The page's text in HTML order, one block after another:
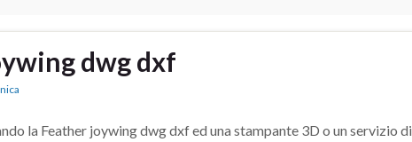
dwg dxf
la Feather joywing dwg dxf ed una stampante 3D o un servizio di